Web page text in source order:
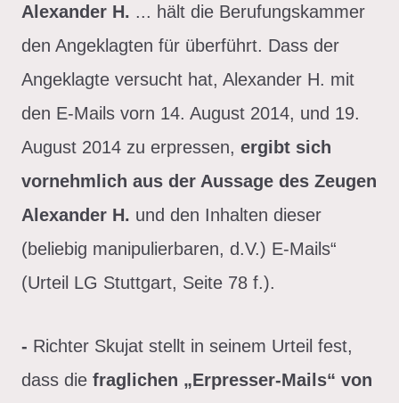
Alexander H. ... hält die Berufungskammer
den Angeklagten für überführt. Dass der
Angeklagte versucht hat, Alexander H. mit
den E-Mails vorn 14. August 2014, und 19.
August 2014 zu erpressen, ergibt sich
vornehmlich aus der Aussage des Zeugen
Alexander H. und den Inhalten dieser
(beliebig manipulierbaren, d.V.) E-Mails“
(Urteil LG Stuttgart, Seite 78 f.).
- Richter Skujat stellt in seinem Urteil fest,
dass die fraglichen „Erpresser-Mails“ von